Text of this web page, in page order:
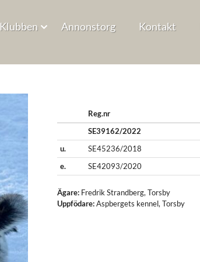
Klubben Annonstorg Kontakt
Reg.nr
SE39162/2022
u.
SE45236/2018
e.
SE42093/2020
Ägare: Fredrik Strandberg, Torsby
Uppfödare:Aspbergets kennel, Torsby